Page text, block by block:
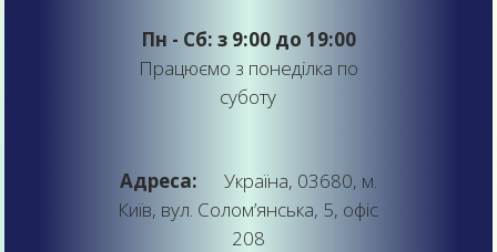
Пн - Сб: з 9:00 до 19:00
Працюємо з понеділка по
суботу
Адреса:
Україна, 03680, м.
Київ, вул. Солом’янська, 5, офіс
208